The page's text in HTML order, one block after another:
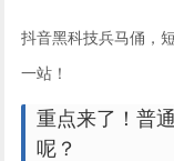
抖音黑科技兵马俑，
一站！
重点来了！普
呢？